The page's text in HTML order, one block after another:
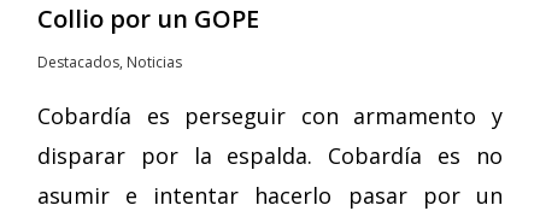
Collio por un GOPE
Destacados, Noticias
Cobardía es perseguir con armamento y
disparar por la espalda. Cobardía es no
asumir e intentar hacerlo pasar por un